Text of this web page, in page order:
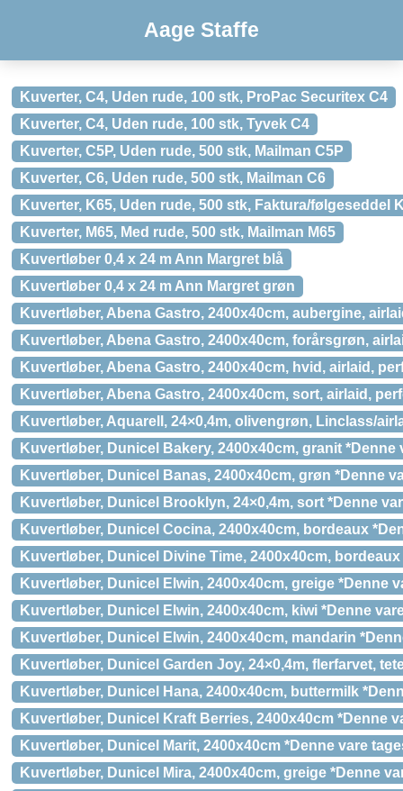
Aage Staffe
Kuverter, C4, Uden rude, 100 stk, ProPac Securitex C4
Kuverter, C4, Uden rude, 100 stk, Tyvek C4
Kuverter, C5P, Uden rude, 500 stk, Mailman C5P
Kuverter, C6, Uden rude, 500 stk, Mailman C6
Kuverter, K65, Uden rude, 500 stk, Faktura/følgeseddel
Kuverter, M65, Med rude, 500 stk, Mailman M65
Kuvertløber 0,4 x 24 m Ann Margret blå
Kuvertløber 0,4 x 24 m Ann Margret grøn
Kuvertløber, Abena Gastro, 2400x40cm, aubergine,
Kuvertløber, Abena Gastro, 2400x40cm, forårsgrøn,
Kuvertløber, Abena Gastro, 2400x40cm, hvid, airlaid,
Kuvertløber, Abena Gastro, 2400x40cm, sort, airlaid,
Kuvertløber, Aquarell, 24×0,4m, olivengrøn, Linclass/
Kuvertløber, Dunicel Bakery, 2400x40cm, granit *Denne
Kuvertløber, Dunicel Banas, 2400x40cm, grøn *Denne
Kuvertløber, Dunicel Brooklyn, 24×0,4m, sort *Denne
Kuvertløber, Dunicel Cocina, 2400x40cm, bordeaux
Kuvertløber, Dunicel Divine Time, 2400x40cm,
Kuvertløber, Dunicel Elwin, 2400x40cm, greige *Denne
Kuvertløber, Dunicel Elwin, 2400x40cm, kiwi *Denne
Kuvertløber, Dunicel Elwin, 2400x40cm, mandarin
Kuvertløber, Dunicel Garden Joy, 24×0,4m, flerfarvet,
Kuvertløber, Dunicel Hana, 2400x40cm, buttermilk
Kuvertløber, Dunicel Kraft Berries, 2400x40cm *Denne
Kuvertløber, Dunicel Marit, 2400x40cm *Denne vare
Kuvertløber, Dunicel Mira, 2400x40cm, greige *Denne